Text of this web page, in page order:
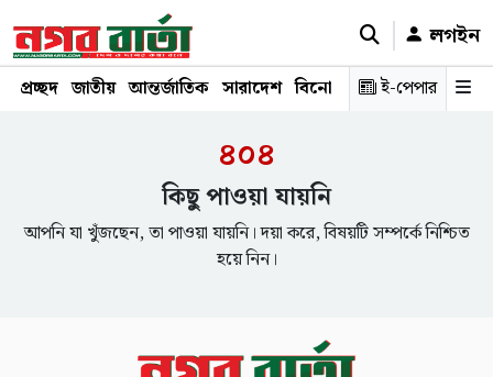
লগইন
প্রচ্ছদ জাতীয় আন্তর্জাতিক সারাদেশ বিনোদন রাজনীতি স্বাস্থ্য
ই-পেপার
৪০৪
কিছু পাওয়া যায়নি
আপনি যা খুঁজছেন, তা পাওয়া যায়নি। দয়া করে, বিষয়টি সম্পর্কে নিশ্চিত
হয়ে নিন।